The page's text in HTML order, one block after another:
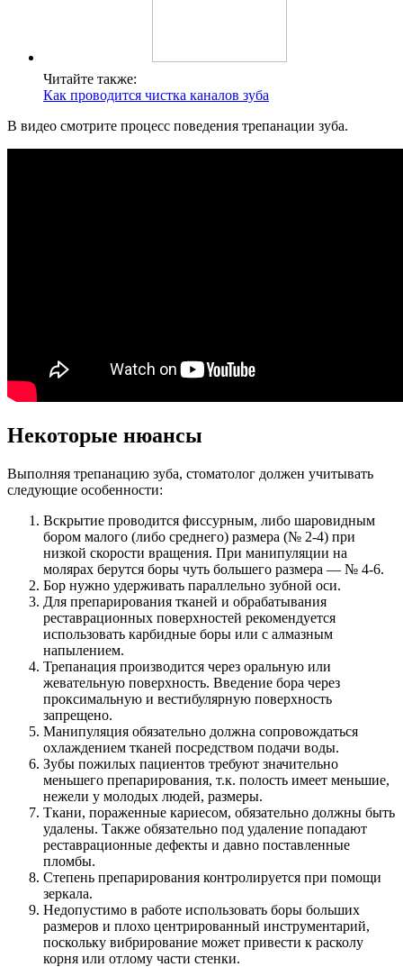
Читайте также:
Как проводится чистка каналов зуба
В видео смотрите процесс поведения трепанации зуба.
Некоторые нюансы
Выполняя трепанацию зуба, стоматолог должен учитывать
следующие особенности:
Вскрытие проводится фиссурным, либо шаровидным
бором малого (либо среднего) размера (№ 2-4) при
низкой скорости вращения. При манипуляции на
молярах берутся боры чуть большего размера — № 4-6.
Бор нужно удерживать параллельно зубной оси.
Для препарирования тканей и обрабатывания
реставрационных поверхностей рекомендуется
использовать карбидные боры или с алмазным
напылением.
Трепанация производится через оральную или
жевательную поверхность. Введение бора через
проксимальную и вестибулярную поверхность
запрещено.
Манипуляция обязательно должна сопровождаться
охлаждением тканей посредством подачи воды.
Зубы пожилых пациентов требуют значительно
меньшего препарирования, т.к. полость имеет меньшие,
нежели у молодых людей, размеры.
Ткани, пораженные кариесом, обязательно должны быть
удалены. Также обязательно под удаление попадают
реставрационные дефекты и давно поставленные
пломбы.
Степень препарирования контролируется при помощи
зеркала.
Недопустимо в работе использовать боры больших
размеров и плохо центрированный инструментарий,
поскольку вибрирование может привести к расколу
корня или отлому части стенки.